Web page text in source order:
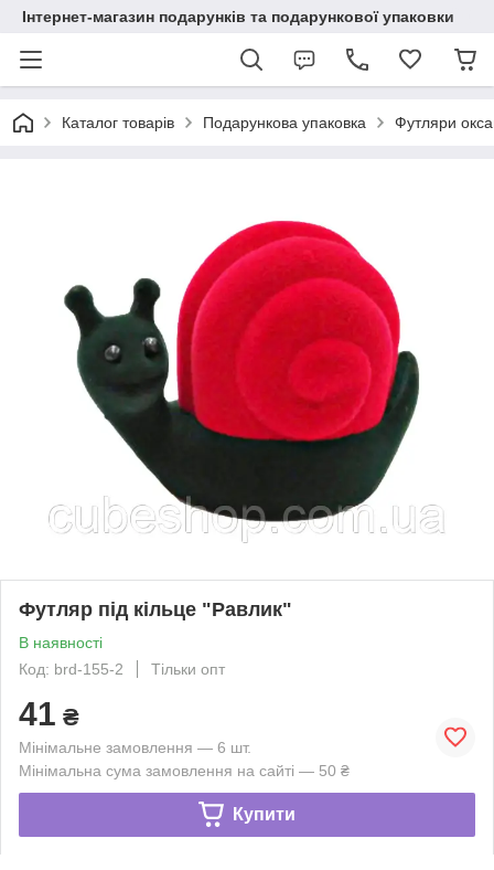
Інтернет-магазин подарунків та подарункової упаковки
Каталог товарів Подарункова упаковка Футляри
Футляр під кільце "Равлик"
В наявності
Код: brd-155-2
Тільки опт
41 ₴
Мінімальне замовлення — 6 шт.
Мінімальна сума замовлення на сайті — 50 ₴
Купити